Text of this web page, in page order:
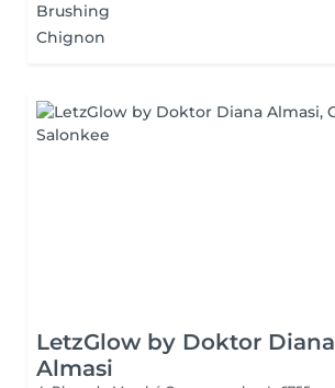
Brushing
Chignon
LetzGlow by Doktor Diana
Almasi